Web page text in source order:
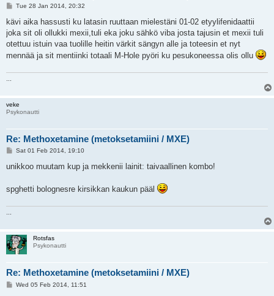
P
s
Tue 28 Jan 2014, 20:32
kävi aika hassusti ku latasin ruuttaan mielestäni 01-02 etyylifenidaattii
joka sit oli ollukki mexii,tuli eka joku sähkö viba josta tajusin et mexii tuli
otettuu istuin vaa tuolille heitin värkit sängyn alle ja toteesin et nyt
mennää ja sit mentiinki totaali M-Hole pyöri ku pesukoneessa olis ollu
veke
Psykonautti
Re: Methoxetamine (metoksetamiini / MXE)
P
s
Sat 01 Feb 2014, 19:10
unikkoo muutam kup ja mekkenii lainit: taivaallinen kombo!
spghetti bolognesre kirsikkan kaukun pääl
Rotsfas
Psykonautti
Re: Methoxetamine (metoksetamiini / MXE)
PWed 05 Feb 2014, 11:51